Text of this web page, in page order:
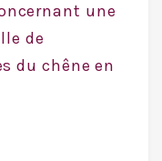
une
de
du chêne en